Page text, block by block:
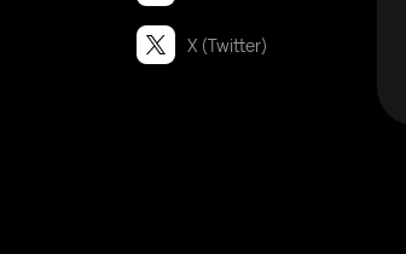
X (Twitter)